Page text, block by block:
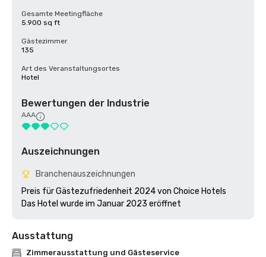
Gesamte Meetingfläche
5.900 sq ft
Gästezimmer
135
Art des Veranstaltungsortes
Hotel
Bewertungen der Industrie
AAA
Auszeichnungen
Branchenauszeichnungen
Preis für Gästezufriedenheit 2024 von Choice Hotels
Das Hotel wurde im Januar 2023 eröffnet
Ausstattung
Zimmerausstattung und Gästeservice